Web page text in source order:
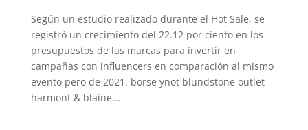
Según un estudio realizado durante el Hot Sale, se
registró un crecimiento del 22.12 por ciento en los
presupuestos de las marcas para invertir en
campañas con influencers en comparación al mismo
evento pero de 2021. borse ynot blundstone outlet
harmont & blaine...